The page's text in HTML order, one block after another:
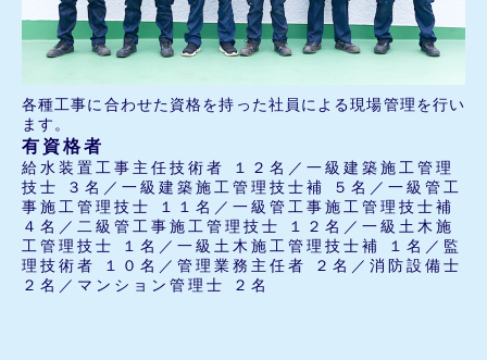
各種工事に合わせた資格を持った社員による現場管理を行い
ます。
有資格者
給水装置工事主任技術者 １２名／一級建築施工管理
技士 ３名／一級建築施工管理技士補 ５名／一級管工
事施工管理技士 １１名／一級管工事施工管理技士補
４名／二級管工事施工管理技士 １２名／一級土木施
工管理技士 １名／一級土木施工管理技士補 １名／監
理技術者 １０名／管理業務主任者 ２名／消防設備士
２名／マンション管理士 ２名